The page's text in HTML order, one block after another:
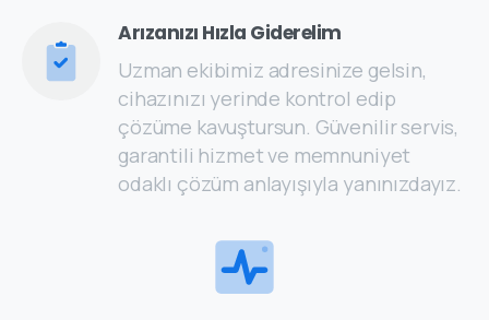
Arızanızı Hızla Giderelim
Uzman ekibimiz adresinize gelsin,
cihazınızı yerinde kontrol edip
çözüme kavuştursun. Güvenilir servis,
garantili hizmet ve memnuniyet
odaklı çözüm anlayışıyla yanınızdayız.